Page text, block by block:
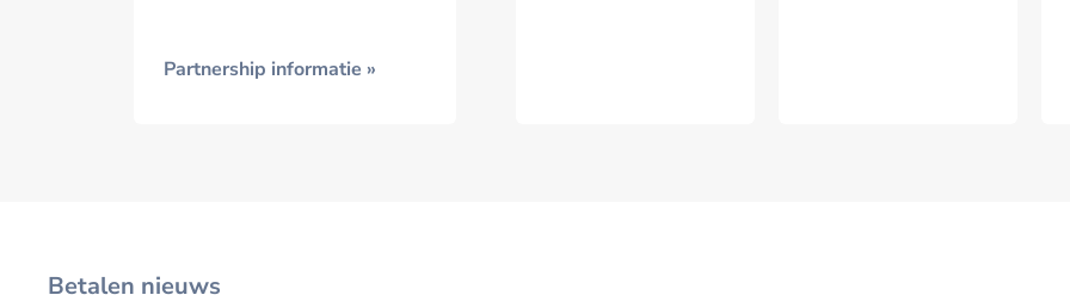
Partnership informatie »
Betalen nieuws